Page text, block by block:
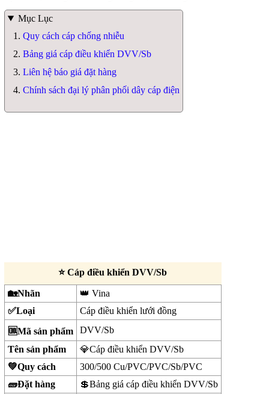
Mục Lục
Quy cách cáp chống nhiễu
Bảng giá cáp điều khiển DVV/Sb
Liên hệ báo giá đặt hàng
Chính sách đại lý phân phối dây cáp điện
⭐ Cáp điều khiển DVV/Sb
🏡Nhãn
👑 Vina
✅Loại
Cáp điều khiển lưới đồng
🆒Mã sản phẩm
DVV/Sb
Tên sản phẩm
💎Cáp điều khiển DVV/Sb
💚Quy cách
300/500 Cu/PVC/PVC/Sb/PVC
🧱Đặt hàng
💲Bảng giá cáp điều khiển DVV/Sb